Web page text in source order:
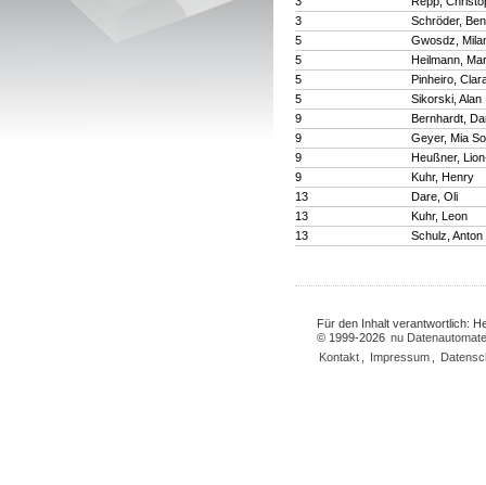
3
Schröder, Ben
5
Gwosdz,
5
Heilmann,
5
Pinheiro,
5
Sikorski, Alan
9
Bernhardt,
9
Geyer, Mia
9
Heußner,
9
Kuhr, Henry
13
Dare, Oli
13
Kuhr, Leon
13
Schulz, Anton
Für den Inhalt verantwortlich:
© 1999-2026 nu
Kontakt
Impressum